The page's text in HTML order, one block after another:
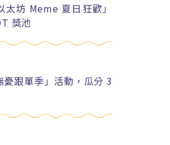
坊 Meme 夏日狂歡」
獎池
跟單季」活動，瓜分 3